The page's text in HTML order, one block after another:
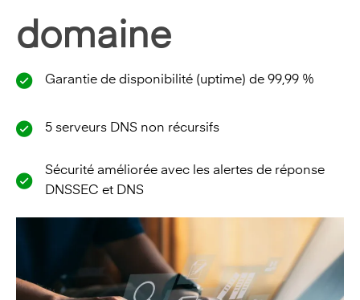
domaine
Garantie de disponibilité (uptime) de 99,99 %
5 serveurs DNS non récursifs
Sécurité améliorée avec les alertes de réponse
DNSSEC et DNS